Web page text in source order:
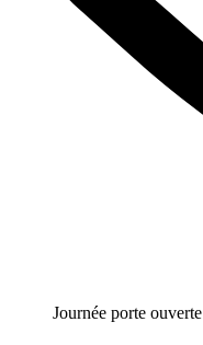
Journée porte ouverte